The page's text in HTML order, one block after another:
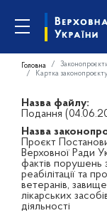
Головна
Картка
Назва файлу:
Подання
Назва
Проєкт
Верховної Ради
фактів порушень
реабілітації та
ветеранів,
лікарських
діяльності